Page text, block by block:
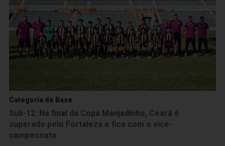
Categoria de Base
Sub-12: Na final da Copa Manjadinho, Ceará é
superado pelo Fortaleza e fica com o vice-
campeonato